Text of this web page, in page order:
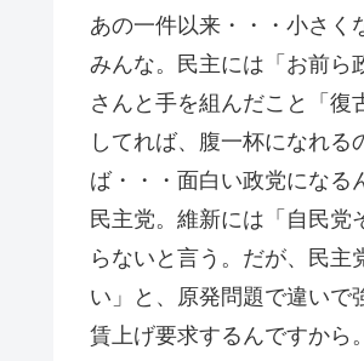
あの一件以来・・・小さく
みんな。民主には「お前ら
さんと手を組んだこと「復
してれば、腹一杯になれ
ば・・・面白い政党になる
民主党。維新には「自民党
らないと言う。だが、民
い」と、原発問題で違いで
賃上げ要求するんですから